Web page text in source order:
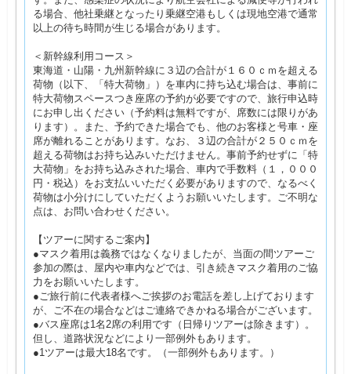
る場合、他社乗継となったり乗継空港もしくは現地空港で通常
以上の待ち時間が生じる場合があります。
＜新幹線利用コース＞
東海道・山陽・九州新幹線に３辺の合計が１６０ｃｍを超える
荷物（以下、「特大荷物」）を車内に持ち込む場合は、事前に
特大荷物スペースつき座席の予約が必要ですので、旅行申込時
にお申し出ください（予約料は無料ですが、席数には限りがあ
ります）。また、予約できた場合でも、他のお客様と号車・座
席が離れることがあります。なお、３辺の合計が２５０ｃｍを
超える荷物はお持ち込みいただけません。事前予約せずに「特
大荷物」をお持ち込みされた場合、車内で手数料（１，０００
円・税込）をお支払いいただく必要がありますので、なるべく
荷物は小分けにしていただくようお願いいたします。ご不明な
点は、お問い合わせください。
【ツアーに関するご案内】
●マスク着用は義務ではなくなりましたが、当面の間ツアーご
参加の際は、屋内や車内などでは、引き続きマスク着用のご協
力をお願いいたします。
●ご旅行前に代表者様へご挨拶のお電話を差し上げております
が、ご不在の場合などはご連絡できかねる場合がございます。
●バス座席は1名2席の利用です（日帰りツアーは除きます）。
但し、道路状況などにより一部例外もあります。
●1ツアーは最大18名です。（一部例外もあります。）